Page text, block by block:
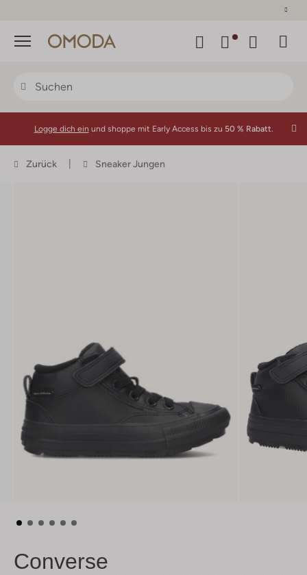
Menü
Logge dich ein und shoppe mit Early Access bis zu 50 % Rabatt.
Zurück Sneaker Jungen
Converse